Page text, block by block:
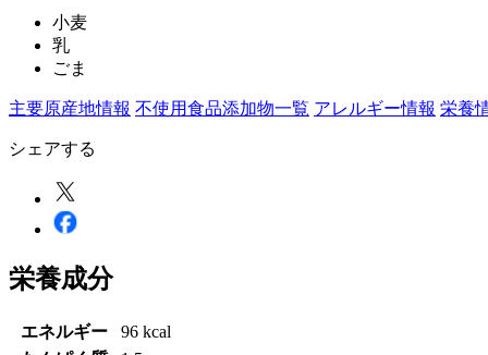
小麦
乳
ごま
主要原産地情報 不使用食品添加物一覧 アレルギー情報 栄養
シェアする
栄養成分
エネルギー
96 kcal